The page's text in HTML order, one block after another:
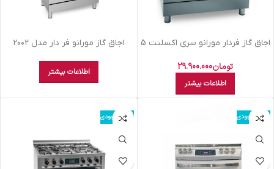
اجاق گاز فردار مورانو سری اکسلنت 5
تومان29.900.000
اطلاعات بیشتر
اجاق گاز مورانو فر دار مدل ۲۰۰۲
اطلاعات بیشتر
اتمام موجودی اتمام موجودی